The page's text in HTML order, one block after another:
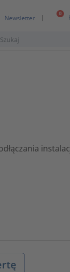
0
Newsletter